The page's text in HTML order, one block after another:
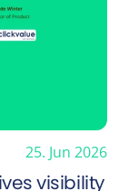
25. Jun 2026
visibility